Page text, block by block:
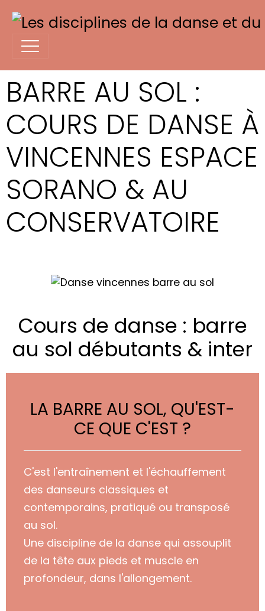
BARRE AU SOL :
COURS DE DANSE À
VINCENNES ESPACE
SORANO & AU
CONSERVATOIRE
Cours de danse : barre
au sol débutants & inter
LA BARRE AU SOL, QU'EST-
CE QUE C'EST ?
C'est l'entraînement et l'échauffement
des danseurs classiques et
contemporains, pratiqué ou transposé
au sol.
Une discipline de la danse qui assouplit
de la tête aux pieds et muscle en
profondeur, dans l'allongement.